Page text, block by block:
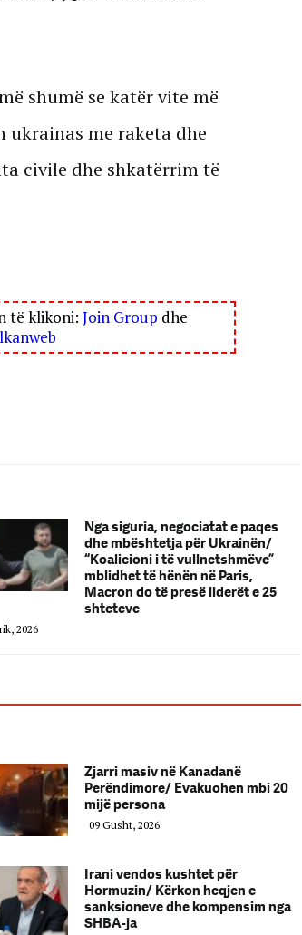
shumë se katër vite më
me raketa dhe
civile dhe shkatërrim të
të klikoni: Join Group dhe
Nga siguria, negociatat e paqes
dhe mbështetja për Ukrainën/
“Koalicioni i të vullnetshmëve”
mblidhet të hënën në Paris,
Macron do të presë liderët e 25
shteteve
2026
Zjarri masiv në Kanadanë
Perëndimore/ Evakuohen mbi 20
mijë persona
09 Gusht, 2026
Irani vendos kushtet për
Hormuzin/ Kërkon heqjen e
sanksioneve dhe kompensim nga
SHBA-ja